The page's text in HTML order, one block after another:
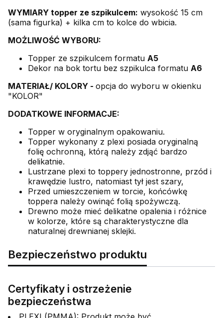
WYMIARY topper ze szpikulcem: wysokość 15 cm
(sama figurka) + kilka cm to kolce do wbicia.
MOŻLIWOŚĆ WYBORU:
Topper ze szpikulcem formatu A5
Dekor na bok tortu bez szpikulca formatu A6
MATERIAŁ/ KOLORY - opcja do wyboru w okienku
"KOLOR"
DODATKOWE INFORMACJE:
Topper w oryginalnym opakowaniu.
Topper wykonany z plexi posiada oryginalną
folię ochronną, którą należy zdjąć bardzo
delikatnie.
Lustrzane plexi to toppery jednostronne, przód i
krawędzie lustro, natomiast tył jest szary,
Przed umieszczeniem w torcie, końcówkę
toppera należy owinąć folią spożywczą.
Drewno może mieć delikatne opalenia i różnice
w kolorze, które są charakterystyczne dla
naturalnej drewnianej sklejki.
Bezpieczeństwo produktu
Certyfikaty i ostrzeżenie
bezpieczeństwa